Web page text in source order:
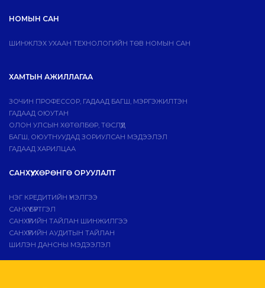
НОМЫН САН
ШИНЖЛЭХ УХААН ТЕХНОЛОГИЙН ТӨВ НОМЫН САН
ХАМТЫН АЖИЛЛАГАА
ЗОЧИН ПРОФЕССОР, ГАДААД БАГШ, МЭРГЭЖИЛТЭН
ГАДААД ОЮУТАН
ОЛОН УЛСЫН ХӨТӨЛБӨР, ТӨСЛҮҮД
БАГШ, ОЮУТНУУДАД ЗОРИУЛСАН МЭДЭЭЛЭЛ
ГАДААД ХАРИЛЦАА
САНХҮҮ, ХӨРӨНГӨ ОРУУЛАЛТ
НЭГ КРЕДИТИЙН ҮНЭЛГЭЭ
САНХҮҮ БҮРТГЭЛ
САНХҮҮГИЙН ТАЙЛАН ШИНЖИЛГЭЭ
САНХҮҮГИЙН АУДИТЫН ТАЙЛАН
ШИЛЭН ДАНСНЫ МЭДЭЭЛЭЛ